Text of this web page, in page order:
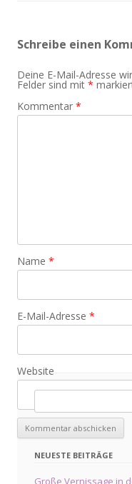
Schreibe einen
Deine E-Mail-Adresse
Felder sind mit *
Kommentar *
Name *
E-Mail-Adresse *
Website
nach:
NEUESTE BEITRÄGE
Große Vernissage in